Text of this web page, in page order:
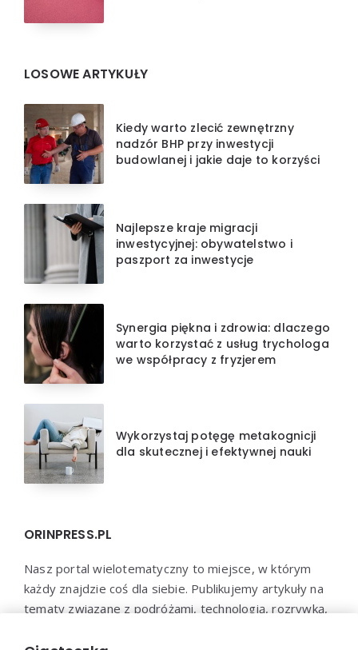
LOSOWE ARTYKUŁY
Kiedy warto zlecić zewnętrzny
nadzór BHP przy inwestycji
budowlanej i jakie daje to korzyści
Najlepsze kraje migracji
inwestycyjnej: obywatelstwo i
paszport za inwestycje
Synergia piękna i zdrowia: dlaczego
warto korzystać z usług trychologa
we współpracy z fryzjerem
Wykorzystaj potęgę metakognicji
dla skutecznej i efektywnej nauki
ORINPRESS.PL
Nasz portal wielotematyczny to miejsce, w którym
każdy znajdzie coś dla siebie. Publikujemy artykuły na
tematy związane z podróżami, technologią, rozrywką,